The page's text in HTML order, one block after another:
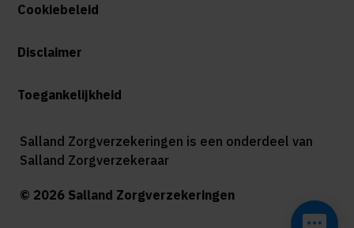
Cookiebeleid
Disclaimer
Toegankelijkheid
Salland Zorgverzekeringen is een onderdeel van
Salland Zorgverzekeraar
© 2026 Salland Zorgverzekeringen